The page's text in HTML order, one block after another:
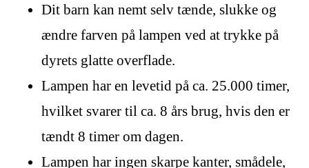
Dit barn kan nemt selv tænde, slukke og
ændre farven på lampen ved at trykke på
dyrets glatte overflade.
Lampen har en levetid på ca. 25.000 timer,
hvilket svarer til ca. 8 års brug, hvis den er
tændt 8 timer om dagen.
Lampen har ingen skarpe kanter, smådele,